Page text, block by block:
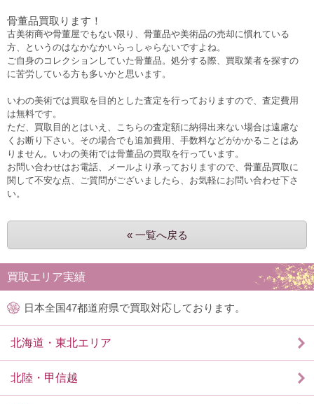
骨董品買取ります！
古美術商や骨董屋でもない限り、骨董品や美術品の売却に慣れている
方、というのはなかなかいらっしゃらないですよね。
ご自身のコレクションしていた骨董品。処分する際、買取業者を探すの
に苦労している方も多いかと思います。
いわの美術では買取を目的とした査定を行っておりますので、査定費用
は無料です。
ただ、買取目的とはいえ、こちらの査定額に納得出来ない場合は遠慮な
くお断り下さい。その場合でも追加費用、手数料などがかかることはあ
りません。いわの美術では骨董品の買取を行っています。
お問い合わせはお電話、メールより承っておりますので、骨董品買取に
関して不安な点、ご質問がございましたら、お気軽にお問い合わせ下さ
い。
« 一覧へ戻る
買取エリア実績
日本全国47都道府県で買取対応しております。
北海道・東北エリア
北陸・甲信越